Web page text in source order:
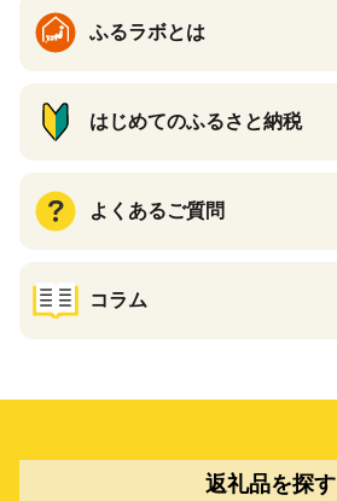
ふるラボとは
はじめてのふるさと納税
よくあるご質問
コラム
返礼品を探す